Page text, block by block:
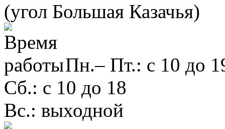
(угол Большая Казачья)
Пн.– Пт.: с 10 до
Сб.: с 10 до 18
Вс.: выходной